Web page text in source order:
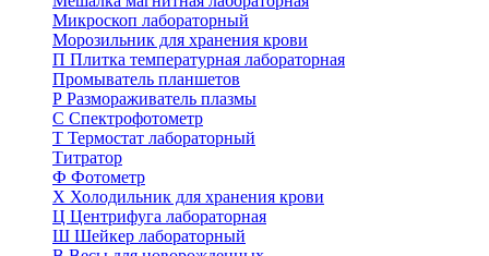
Микроскоп лабораторный
Морозильник для хранения крови
П Плитка температурная лабораторная
Промыватель планшетов
Р Размораживатель плазмы
С Спектрофотометр
Т Термостат лабораторный
Титратор
Ф Фотометр
Х Холодильник для хранения крови
Ц Центрифуга лабораторная
Ш Шейкер лабораторный